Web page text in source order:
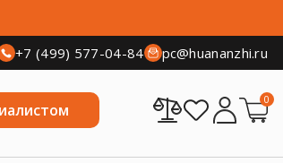
+7 (499) 577-04-84 pc@huananzhi.ru
0